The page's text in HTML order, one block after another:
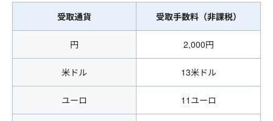
受取通貨 受取手数料（非課税）
円 2,000円
米ドル 13米ドル
ユーロ 11ユーロ